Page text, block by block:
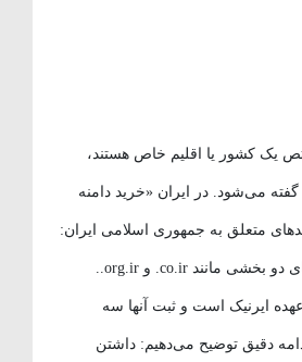
یک کشور یا اقلیم خاص هستند،
می‌شود. در ایران «خرید دامنه
متعلق به جمهوری اسلامی ایران:
ir.، ایران.، و پسوندهای دو بخشی مانند co.ir. و org.ir..
ایرنیک است و ثبت آنها سه
دقیق توضیح می‌دهیم: داشتن